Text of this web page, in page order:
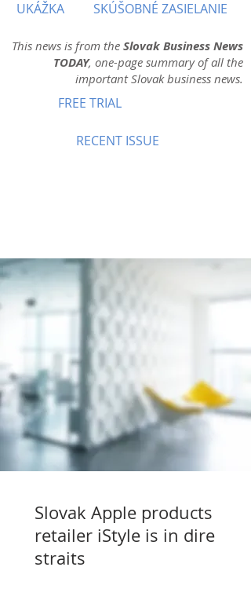
UKÁŽKA SKÚŠOBNÉ ZASIELANIE
This news is from the Slovak Business News
TODAY, one-page summary of all the
important Slovak business news.
FREE TRIAL
RECENT ISSUE
Slovak Apple products
retailer iStyle is in dire
straits